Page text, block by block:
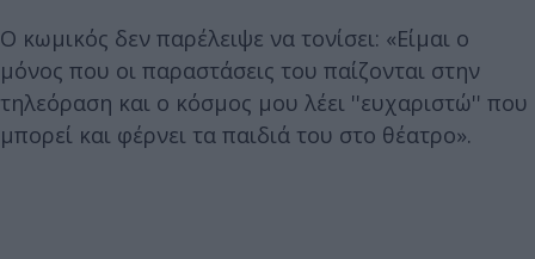
Ο κωμικός δεν παρέλειψε να τονίσει: «Είμαι ο
μόνος που οι παραστάσεις του παίζονται στην
τηλεόραση και ο κόσμος μου λέει ''ευχαριστώ'' που
μπορεί και φέρνει τα παιδιά του στο θέατρο».